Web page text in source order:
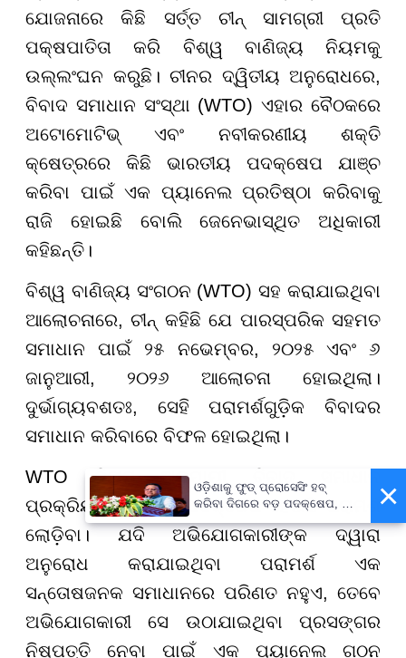
ଯୋଜନାରେ କିଛି ସର୍ତ୍ତ ଚୀନ୍ ସାମଗ୍ରୀ ପ୍ରତି
ପକ୍ଷପାତିତା କରି ବିଶ୍ୱ ବାଣିଜ୍ୟ ନିୟମକୁ
ଉଲ୍ଲଂଘନ କରୁଛି। ଚୀନର ଦ୍ୱିତୀୟ ଅନୁରୋଧରେ,
ବିବାଦ ସମାଧାନ ସଂସ୍ଥା (WTO) ଏହାର ବୈଠକରେ
ଅଟୋମୋଟିଭ୍ ଏବଂ ନବୀକରଣୀୟ ଶକ୍ତି
କ୍ଷେତ୍ରରେ କିଛି ଭାରତୀୟ ପଦକ୍ଷେପ ଯାଞ୍ଚ
କରିବା ପାଇଁ ଏକ ପ୍ୟାନେଲ ପ୍ରତିଷ୍ଠା କରିବାକୁ
ରାଜି ହୋଇଛି ବୋଲି ଜେନେଭାସ୍ଥିତ ଅଧିକାରୀ
କହିଛନ୍ତି।
ବିଶ୍ୱ ବାଣିଜ୍ୟ ସଂଗଠନ (WTO) ସହ କରାଯାଇଥିବା
ଆଲୋଚନାରେ, ଚୀନ୍ କହିଛି ଯେ ପାରସ୍ପରିକ ସହମତ
ସମାଧାନ ପାଇଁ ୨୫ ନଭେମ୍ବର, ୨୦୨୫ ଏବଂ ୬
ଜାନୁଆରୀ, ୨୦୨୬ ଆଲୋଚନା ହୋଇଥିଲା।
ଦୁର୍ଭାଗ୍ୟବଶତଃ, ସେହି ପରାମର୍ଶଗୁଡ଼ିକ ବିବାଦର
ସମାଧାନ କରିବାରେ ବିଫଳ ହୋଇଥିଲା।
WTO ନିୟମ ଅନୁଯାୟୀ ବିବାଦ ସମାଧାନ
ପ୍ରକ୍ରିୟାର ପ୍ରଥମ ପଦକ୍ଷେପ ହେଉଛି ପରାମର୍ଶ
ଲୋଡ଼ିବା। ଯଦି ଅଭିଯୋଗକାରୀଙ୍କ ଦ୍ୱାରା
ଅନୁରୋଧ କରାଯାଇଥିବା ପରାମର୍ଶ ଏକ
ସନ୍ତୋଷଜନକ ସମାଧାନରେ ପରିଣତ ନହୁଏ, ତେବେ
ଅଭିଯୋଗକାରୀ ସେ ଉଠାଯାଇଥିବା ପ୍ରସଙ୍ଗର
ନିଷ୍ପତ୍ତି ନେବା ପାଇଁ ଏକ ପ୍ୟାନେଲ ଗଠନ
×
ଓଡ଼ିଶାକୁ ଫୁଡ୍ ପ୍ରୋସେସିଂ ହବ୍
କରିବା ଦିଗରେ ବଡ଼ ପଦକ୍ଷେପ, ୪୨
ହଜାରରୁ ଅଧିକ ନିଯୁକ୍ତି ସୁଯୋଗ